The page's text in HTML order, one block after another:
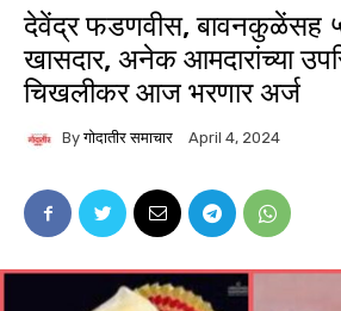
देवेंद्र फडणवीस, बावनकुळेंसह
खासदार, अनेक आमदारांच्या
चिखलीकर आज भरणार अर्ज
By गोदातीर समाचार April 4, 2024